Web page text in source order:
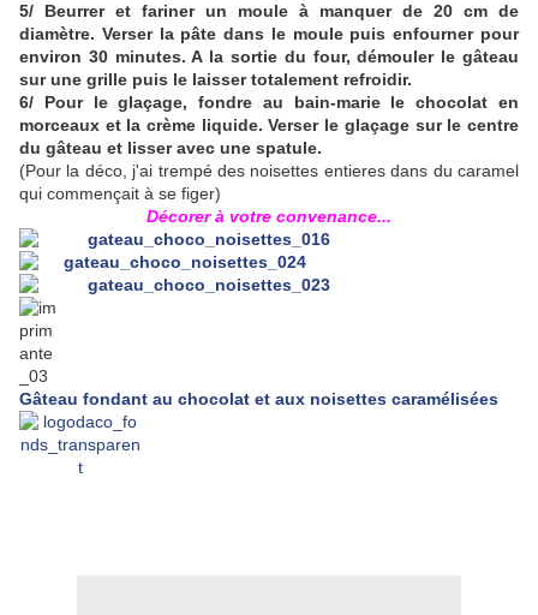
5/ Beurrer et fariner un moule à manquer de 20 cm de
diamètre. Verser la pâte dans le moule puis enfourner pour
environ 30 minutes. A la sortie du four, démouler le gâteau
sur une grille puis le laisser totalement refroidir.
6/ Pour le glaçage, fondre au bain-marie le chocolat en
morceaux et la crème liquide. Verser le glaçage sur le centre
du gâteau et lisser avec une spatule.
(Pour la déco, j'ai trempé des noisettes entieres dans du caramel
qui commençait à se figer)
Décorer à votre convenance...
Gâteau fondant au chocolat et aux noisettes caramélisées